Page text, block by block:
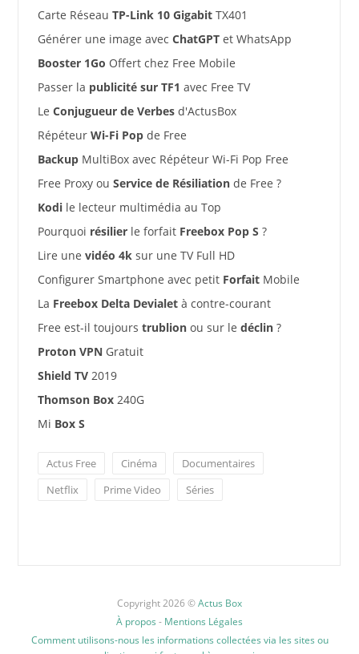
Carte Réseau TP-Link 10 GigabitTX401
Générer une image avec ChatGPTet WhatsApp
Booster 1Go Offert chez Free Mobile
Passer la publicité sur TF1 avec Free TV
Le Conjugueur de Verbesd'ActusBox
Répéteur Wi-Fi Popde Free
BackupMultiBox avec Répéteur Wi-Fi Pop Free
Free Proxy ou Service de Résiliationde Free ?
Kodile lecteur multimédia au Top
Pourquoi résilierle forfait Freebox Pop S ?
Lire une vidéo 4ksur une TV Full HD
Configurer Smartphone avec petit ForfaitMobile
La Freebox Delta Devialetà contre-courant
Free est-il toujours trublionou sur le déclin?
Proton VPN Gratuit
Shield TV2019
Thomson Box240G
Mi Box S
Actus Free Cinéma
Documentaires
Netflix
Prime Video Séries
Copyright 2026 ©Actus Box
À propos - Mentions Légales
Comment utilisons-nous les informations collectées via les sites ou